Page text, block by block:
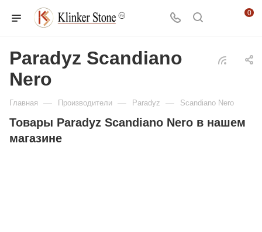
0
Paradyz Scandiano
Nero
Главная — Производители — Paradyz — Scandiano Nero
Товары Paradyz Scandiano Nero в нашем
магазине